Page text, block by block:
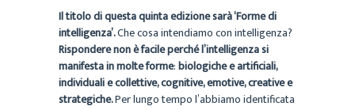
Il titolo di questa quinta edizione sarà‘Forme di
intelligenza’.Che cosa intendiamo con intelligenza?
Rispondere non è facile perché l’intelligenza si
manifesta in molte forme:biologiche e artificiali,
individuali e collettive, cognitive, emotive, creative e
strategiche.Per lungo tempo l’abbiamo identificata